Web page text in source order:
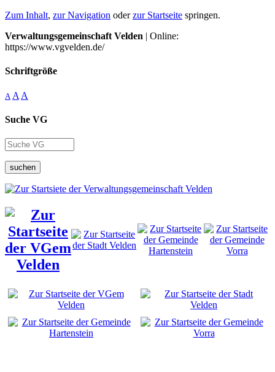
Zum Inhalt, zur Navigation oderzur Startseite springen.
Verwaltungsgemeinschaft Velden | Online:
https://www.vgvelden.de/
Schriftgröße
A A A
Suche VG
suchen